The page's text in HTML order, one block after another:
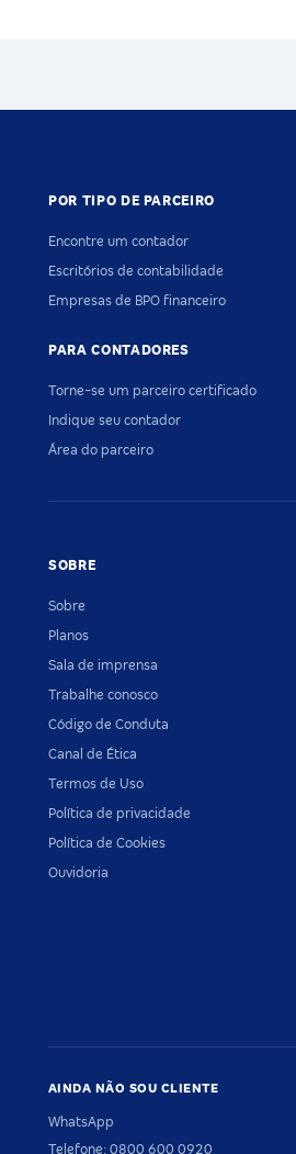
POR TIPO DE PARCEIRO
Encontre um contador
Escritórios de contabilidade
Empresas de BPO financeiro
PARA CONTADORES
Torne-se um parceiro certificado
Indique seu contador
Área do parceiro
SOBRE
Sobre
Planos
Sala de imprensa
Trabalhe conosco
Código de Conduta
Canal de Ética
Termos de Uso
Política de privacidade
Política de Cookies
Ouvidoria
AINDA NÃO SOU CLIENTE
WhatsApp
Telefone: 0800 600 0920